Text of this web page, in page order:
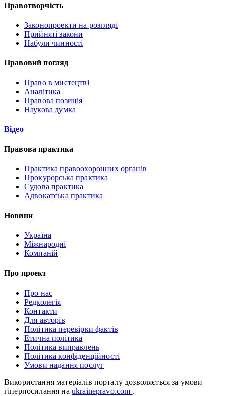
Правотворчість
Законопроекти на розгляді
Прийняті закони
Набули чинності
Правовий погляд
Право в мистецтві
Аналітика
Правова позиція
Наукова думка
Відео
Правова практика
Практика правоохоронних органів
Прокурорська практика
Судова практика
Адвокатська практика
Новини
Україна
Міжнародні
Компаній
Про проект
Про нас
Редколегія
Контакти
Для авторів
Політика перевірки фактів
Етична політика
Політика виправлень
Політика конфіденційності
Умови надання послуг
Використання матеріалів порталу дозволяється за умови
гіперпосилання на ukrainepravo.com .